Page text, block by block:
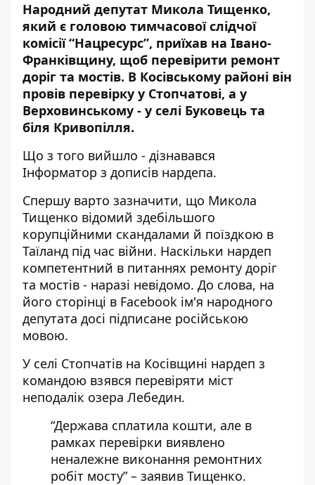
Народний депутат Микола Тищенко,
який є головою тимчасової слідчої
комісії “Нацресурс”, приїхав на Івано-
Франківщину, щоб перевірити ремонт
доріг та мостів. В Косівському районі він
провів перевірку у Стопчатові, а у
Верховинському - у селі Буковець та
біля Кривопілля.
Що з того вийшло - дізнавався
Інформатор з дописів нардепа.
Спершу варто зазначити, що Микола
Тищенко відомий здебільшого
корупційними скандалами й поїздкою в
Таїланд під час війни. Наскільки нардеп
компетентний в питаннях ремонту доріг
та мостів - наразі невідомо. До слова, на
його сторінці в Facebook ім'я народного
депутата досі підписане російською
мовою.
У селі Стопчатів на Косівщині нардеп з
командою взявся перевіряти міст
неподалік озера Лебедин.
“Держава сплатила кошти, але в
рамках перевірки виявлено
неналежне виконання ремонтних
робіт мосту” – заявив Тищенко.